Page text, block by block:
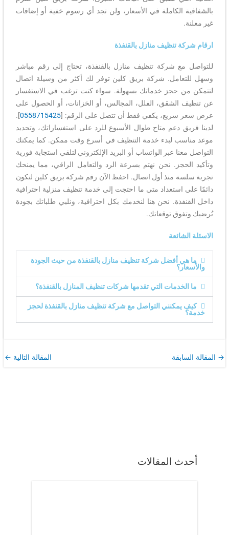
أحدث المقالات
بالشفافية الكاملة في الأسعار، ولن تجد أي رسوم خفية أو إضافات
غير معلنة.
ارقام شركة تنظيف منازل بالقنفذة
للتواصل مع شركة تنظيف منازل بالقنفذة، تحتاج إلى رقم مباشر
وسهل للتعامل. شركة بريق كلين توفر لك أكثر من وسيلة اتصال
لتتمكن من حجز خدماتك بسهولة. سواء كنت ترغب في الاستفسار
عن تنظيف الشقق، الفلل، المجالس، أو الخزانات، أو الحصول على
عرض سعر سريع، يكفي فقط أن تتصل على الرقم: [0558715425
].
لدينا فريق دعم متاح طوال الأسبوع للرد على استفساراتك، وتحديد
موعد مناسب لبدء خدمة التنظيف في أسرع وقت ممكن. كما يمكنك
التواصل معنا عبر الواتساب أو البريد الإلكتروني لتلقي استجابة فورية
وتأكيد الحجز. نحن نهتم بسرعة الرد والتعامل الراقي، مما يمنحك
تجربة سلسة منذ أول اتصال. احفظ الآن رقم شركة بريق كلين لتكون
دائمًا على استعداد متى ما احتجت إلى خدمة تنظيف منزلية احترافية
داخل القنفذة. نحن هنا لنخدمك بكل احترافية، ونلبي طلباتك بجودة
تُرضيك وتفوق توقعاتك.
الاسئلة الشائعة
ما هي أفضل شركة تنظيف منازل بالقنفذة من حيث الجودة
والأسعار؟
ما الخدمات التي تقدمها شركات تنظيف المنازل بالقنفذة؟
كيف يمكنني التواصل مع شركة تنظيف منازل بالقنفذة لحجز
خدمة؟
→ المقالة السابقة المقالة التالية ←